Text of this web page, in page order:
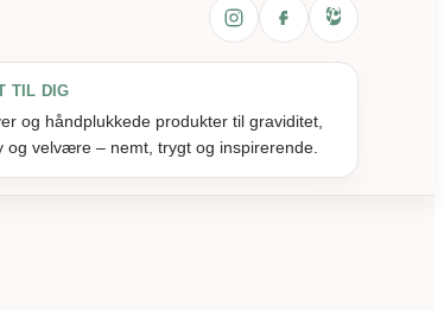
TIL DIG
og håndplukkede produkter til graviditet,
og velvære – nemt, trygt og inspirerende.